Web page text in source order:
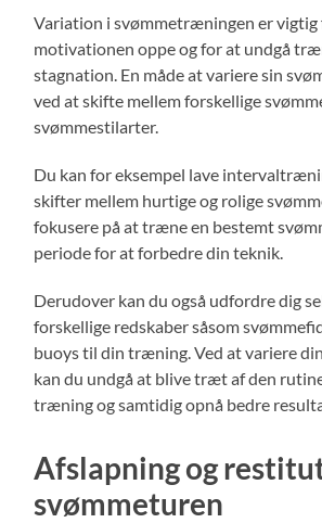
Variation i svømmetræningen er vigtig
motivationen oppe og for at undgå
stagnation. En måde at variere sin
ved at skifte mellem forskellige
svømmestilarter.
Du kan for eksempel lave
skifter mellem hurtige og rolige
fokusere på at træne en bestemt
periode for at forbedre din teknik.
Derudover kan du også udfordre dig
forskellige redskaber såsom
buoys til din træning. Ved at variere
kan du undgå at blive træt af den
træning og samtidig opnå bedre
Afslapning og
svømmeturen